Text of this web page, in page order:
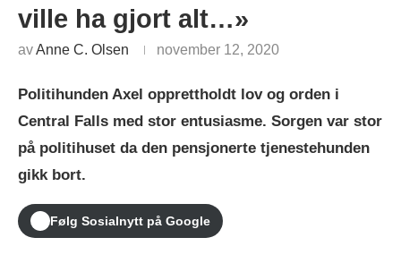
ville ha gjort alt…»
avAnne C. Olsen november 12, 2020
Politihunden Axel opprettholdt lov og orden i
Central Falls med stor entusiasme. Sorgen var stor
på politihuset da den pensjonerte tjenestehunden
gikk bort.
Følg Sosialnytt på Google